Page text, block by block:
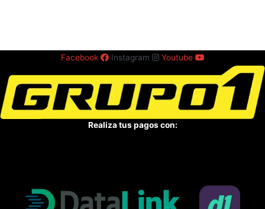
Facebook Instagram Youtube
Realiza tus pagos con: